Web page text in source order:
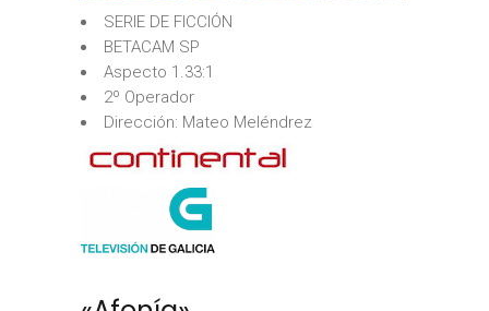
SERIE DE FICCIÓN
BETACAM SP
Aspecto 1.33:1
2º Operador
Dirección: Mateo Meléndrez